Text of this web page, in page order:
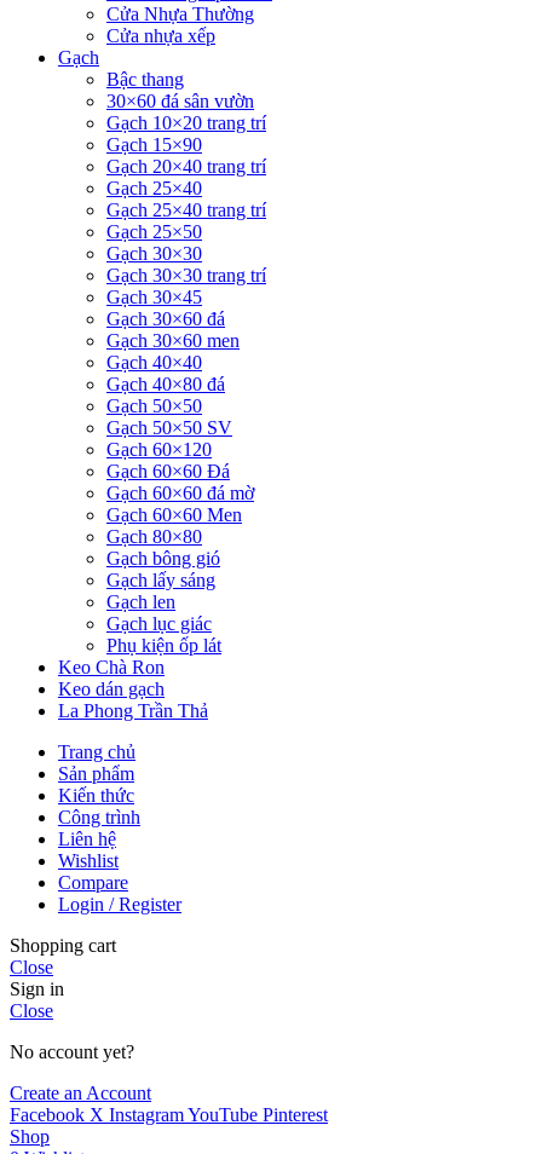
Cửa Nhựa Thường
Cửa nhựa xếp
Gạch
Bậc thang
30×60 đá sân vườn
Gạch 10×20 trang trí
Gạch 15×90
Gạch 20×40 trang trí
Gạch 25×40
Gạch 25×40 trang trí
Gạch 25×50
Gạch 30×30
Gạch 30×30 trang trí
Gạch 30×45
Gạch 30×60 đá
Gạch 30×60 men
Gạch 40×40
Gạch 40×80 đá
Gạch 50×50
Gạch 50×50 SV
Gạch 60×120
Gạch 60×60 Đá
Gạch 60×60 đá mờ
Gạch 60×60 Men
Gạch 80×80
Gạch bông gió
Gạch lấy sáng
Gạch len
Gạch lục giác
Phụ kiện ốp lát
Keo Chà Ron
Keo dán gạch
La Phong Trần Thả
Trang chủ
Sản phẩm
Kiến thức
Công trình
Liên hệ
Wishlist
Compare
Login / Register
Shopping cart
Close
Sign in
Close
No account yet?
Create an Account
Facebook X InstagramYouTube Pinterest
Shop